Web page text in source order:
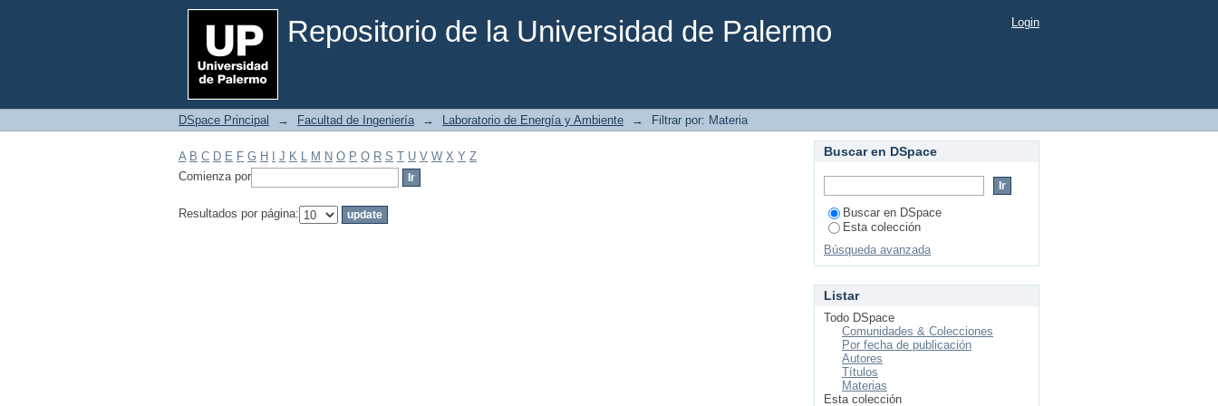
Repositorio de la Universidad de Palermo
Filtrar por: Materia Login
DSpace Principal → Facultad de Ingeniería → Laboratorio de Energía y Ambiente → Filtrar por: Materia
A B C D E F G H J K L M N O P Q R S T U V W X Y Z
Comienza por
Resultados por página:
Buscar en DSpace
Buscar en DSpace
Esta colección
Búsqueda avanzada
Listar
Todo DSpace
Comunidades & Colecciones
Por fecha de publicación
Autores
Títulos
Materias
Esta colección